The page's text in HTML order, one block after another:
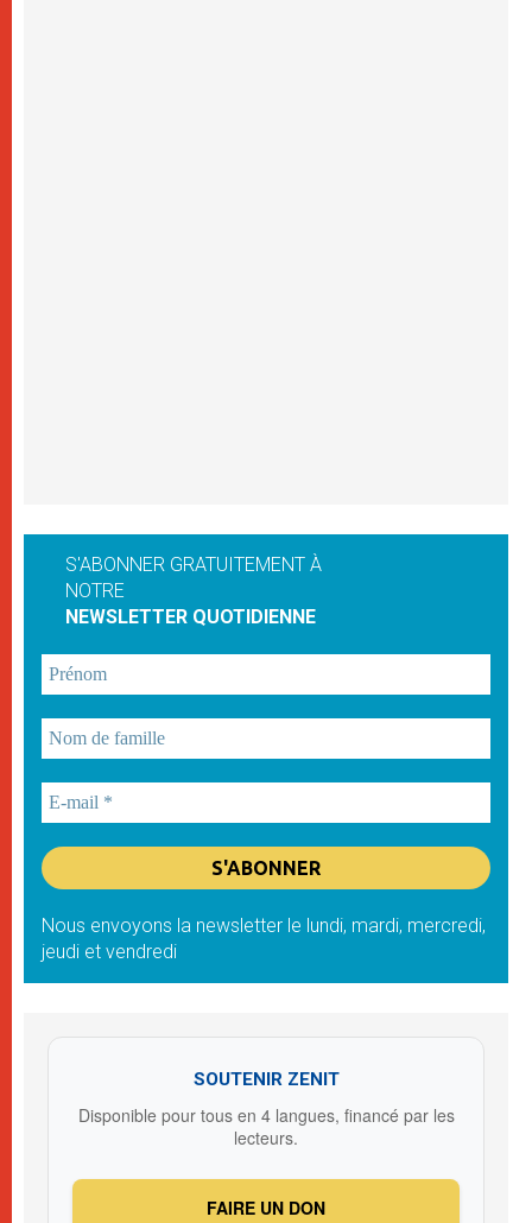
S'ABONNER GRATUITEMENT À
NOTRE
NEWSLETTER QUOTIDIENNE
Nous envoyons la newsletter le lundi, mardi, mercredi,
jeudi et vendredi
SOUTENIR ZENIT
Disponible pour tous en 4 langues, financé par les
lecteurs.
FAIRE UN DON